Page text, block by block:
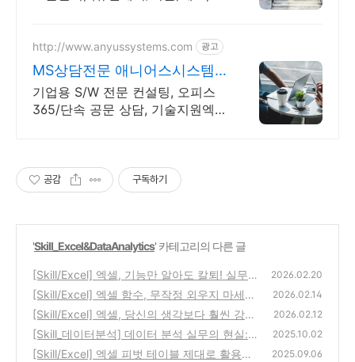
http://www.anyussystems.com 광고
MS상담전문 애니어스시스템
즈 고객과 소통하는 IT 파트너
기업용 S/W 전문 컨설팅, 오피스
365/단속 공문 상담, 기술지원엑셀
공감 구독하기
'Skill_Excel&DataAnalytics' 카테고리의 다른 글
[Skill/Excel] 엑셀, 기능만 알아도 칼퇴! 실무
효율 200% 높이는 핵심 기능 마스터하기
(0)
2026.02.20
[Skill/Excel] 엑셀 함수, 무작정 외우지 마세요!
실무 효율 200% 높이는 함수 활용 전략
(0)
2026.02.14
[Skill/Excel] 엑셀, 당신의 생각보다 훨씬 강력
한 도구입니다: 실무 효율을 높이는 첫걸음
(2)
2026.02.12
[Skill_데이터분석] 데이터 분석 실무의 현실:
수집·전처리·조인이 절반을 먹는다
(0)
2025.10.02
[Skill/Excel] 엑셀 피벗 테이블 제대로 활용하
2025.09.06